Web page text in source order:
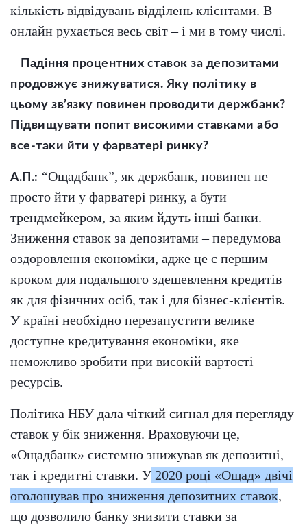
кількість відвідувань відділень клієнтами. В
онлайн рухається весь світ – і ми в тому числі.
– Падіння процентних ставок за депозитами
продовжує знижуватися. Яку політику в
цьому зв’язку повинен проводити держбанк?
Підвищувати попит високими ставками або
все-таки йти у фарватері ринку?
А.П.: “Ощадбанк”, як держбанк, повинен не
просто йти у фарватері ринку, а бути
трендмейкером, за яким йдуть інші банки.
Зниження ставок за депозитами – передумова
оздоровлення економіки, адже це є першим
кроком для подальшого здешевлення кредитів
як для фізичних осіб, так і для бізнес-клієнтів.
У країні необхідно перезапустити велике
доступне кредитування економіки, яке
неможливо зробити при високій вартості
ресурсів.
Політика НБУ дала чіткий сигнал для перегляду
ставок у бік зниження. Враховуючи це,
«Ощадбанк» системно знижував як депозитні,
так і кредитні ставки. У 2020 році «Ощад» двічі
оголошував про зниження депозитних ставок,
що дозволило банку знизити ставки за